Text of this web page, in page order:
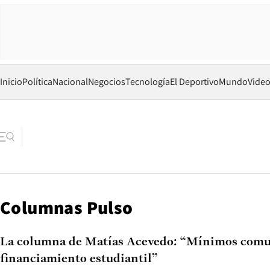
InicioPolíticaNacionalNegociosTecnologíaEl DeportivoMundo
Columnas Pulso
La columna de Matías Acevedo: “Mínimos
financiamiento estudiantil”